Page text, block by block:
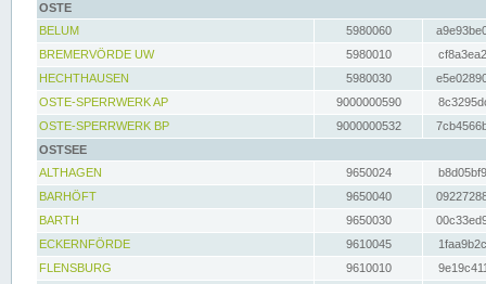
OSTE
BELUM
5980060
BREMERVÖRDE UW
5980010
HECHTHAUSEN
5980030
OSTE-SPERRWERK AP
9000000590
OSTE-SPERRWERK BP
9000000532
OSTSEE
ALTHAGEN
9650024
BARHÖFT
9650040
BARTH
9650030
ECKERNFÖRDE
9610045
FLENSBURG
9610010